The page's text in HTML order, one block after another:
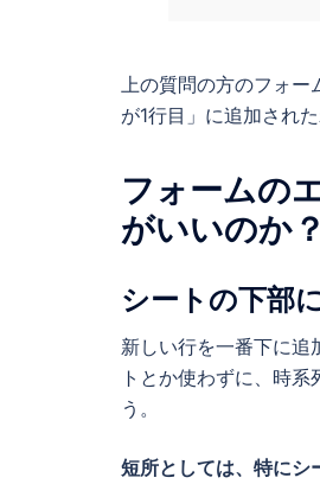
上の質問の方のフォー
が1行目」に追加された
フォームの
がいいのか？
シートの下部
新しい行を一番下に追
トとか使わずに、時
う。
短所としては、特にシ